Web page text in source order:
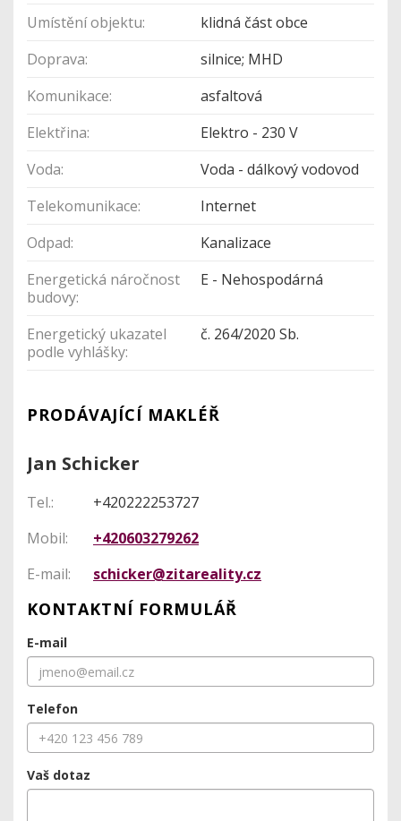
Umístění objektu:
klidná část obce
Doprava:
silnice; MHD
Komunikace:
asfaltová
Elektřina:
Elektro - 230 V
Voda:
Voda - dálkový vodovod
Telekomunikace:
Internet
Odpad:
Kanalizace
Energetická náročnost
budovy:
E - Nehospodárná
Energetický ukazatel
podle vyhlášky:
č. 264/2020 Sb.
PRODÁVAJÍCÍ MAKLÉŘ
Jan Schicker
Tel.:
+420222253727
Mobil:
+420603279262
E-mail:
schicker@zitareality.cz
KONTAKTNÍ FORMULÁŘ
E-mail
Telefon
Vaš dotaz